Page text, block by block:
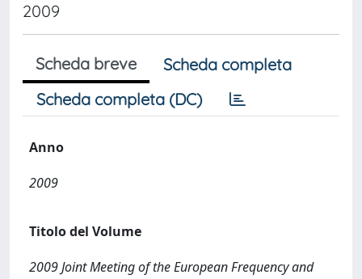
2009
Scheda breve
Scheda completa
Scheda completa (DC)
Anno
2009
Titolo del Volume
2009 Joint Meeting of the European Frequency and